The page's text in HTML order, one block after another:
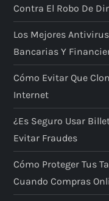
Contra El Robo De
Los Mejores
Bancarias Y
Cómo Evitar Que
Internet
¿Es Seguro Usar
Evitar Fraudes
Cómo Proteger Tus
Cuando Compras